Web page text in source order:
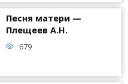
Песня матери —
Плещеев А.Н.
679